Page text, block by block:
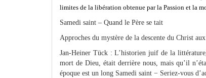
limites de la libération obtenue par la Passion et la
Samedi saint – Quand le Père se tait
Approches du mystère de la descente du Christ
Jan-Heiner Tück : L’historien juif de la
mort de Dieu, était derrière nous, mais qu’il
époque est un long Samedi saint − Seriez-vous